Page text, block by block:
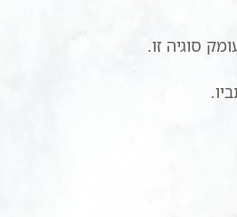
סוגיה זו.